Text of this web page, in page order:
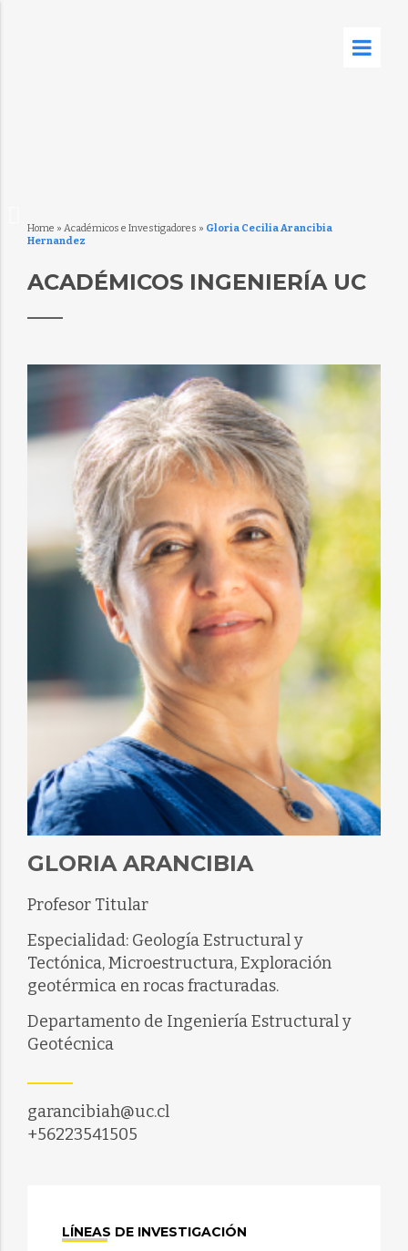
Home » Académicos e Investigadores » Gloria Cecilia Arancibia
Hernandez
ACADÉMICOS INGENIERÍA UC
GLORIA ARANCIBIA
Profesor Titular
Especialidad: Geología Estructural y
Tectónica, Microestructura, Exploración
geotérmica en rocas fracturadas.
Departamento de Ingeniería Estructural y
Geotécnica
garancibiah@uc.cl
+56223541505
LÍNEAS DE INVESTIGACIÓN